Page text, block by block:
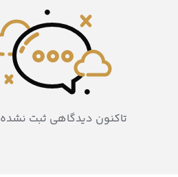
تاکنون دیدگاهی ثبت